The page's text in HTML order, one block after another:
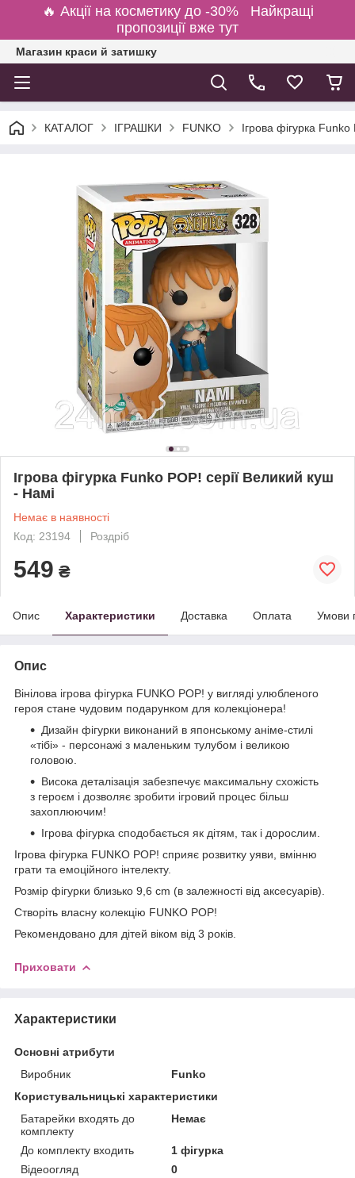
🔥 Акції на косметику до -30% Найкращі
пропозиції вже тут
Магазин краси й затишку
КАТАЛОГ ІГРАШКИ FUNKO Ігрова фігурка
Ігрова фігурка Funko POP! cерії Великий куш
- Намі
Немає в наявності
Код: 23194
Роздріб
549 ₴
Опис Характеристики Доставка Оплата Умови
Опис
Вінілова ігрова фігурка FUNKO POP! у вигляді улюбленого
героя стане чудовим подарунком для колекціонера!
Дизайн фігурки виконаний в японському аніме-стилі
«тібі» - персонажі з маленьким тулубом і великою
головою.
Висока деталізація забезпечує максимальну схожість
з героєм і дозволяє зробити ігровий процес більш
захоплюючим!
Ігрова фігурка сподобається як дітям, так і дорослим.
Ігрова фігурка FUNKO POP! сприяє розвитку уяви, вмінню
грати та емоційного інтелекту.
Розмір фігурки близько 9,6 cm (в залежності від аксесуарів).
Створіть власну колекцію FUNKO POP!
Рекомендовано для дітей віком від 3 років.
Приховати
Характеристики
Основні атрибути
Виробник
Funko
Користувальницькі характеристики
Батарейки входять до
комплекту
Немає
До комплекту входить
1 фігурка
Відеоогляд
0